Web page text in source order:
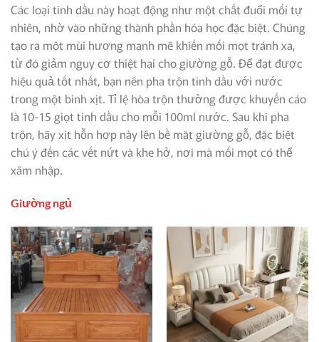
Các loại tinh dầu này hoạt động như một chất đuổi mối tự
nhiên, nhờ vào những thành phần hóa học đặc biệt. Chúng
tạo ra một mùi hương mạnh mẽ khiến mối mọt tránh xa,
từ đó giảm nguy cơ thiệt hại cho giường gỗ. Để đạt được
hiệu quả tốt nhất, bạn nên pha trộn tinh dầu với nước
trong một bình xịt. Tỉ lệ hòa trộn thường được khuyến cáo
là 10-15 giọt tinh dầu cho mỗi 100ml nước. Sau khi pha
trộn, hãy xịt hỗn hợp này lên bề mặt giường gỗ, đặc biệt
chú ý đến các vết nứt và khe hở, nơi mà mối mọt có thể
xâm nhập.
Giường ngủ